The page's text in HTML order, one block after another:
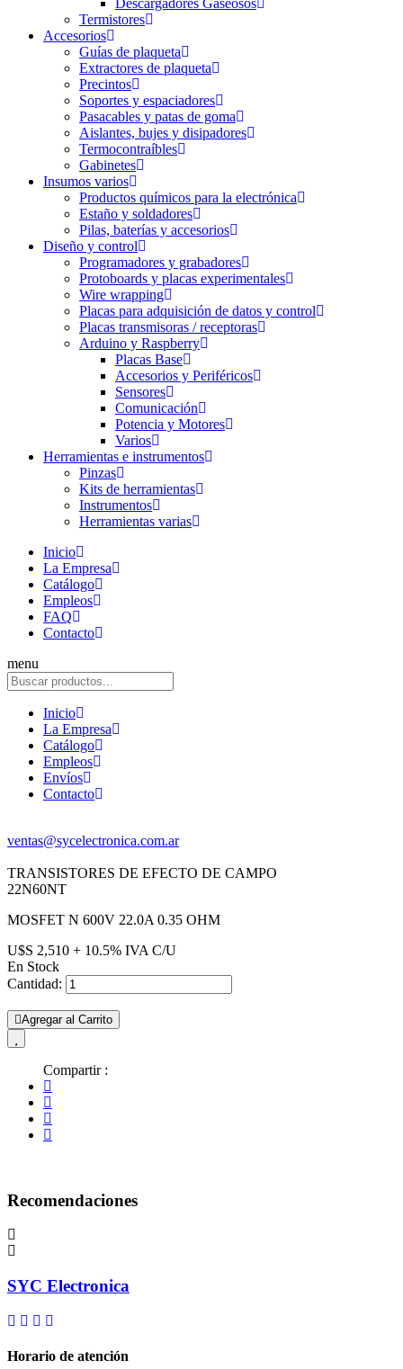
Descargadores Gaseosos
Termistores
Accesorios
Guías de plaqueta
Extractores de plaqueta
Precintos
Soportes y espaciadores
Pasacables y patas de goma
Aislantes, bujes y disipadores
Termocontraíbles
Gabinetes
Insumos varios
Productos químicos para la electrónica
Estaño y soldadores
Pilas, baterías y accesorios
Diseño y control
Programadores y grabadores
Protoboards y placas experimentales
Wire wrapping
Placas para adquisición de datos y control
Placas transmisoras / receptoras
Arduino y Raspberry
Placas Base
Accesorios y Periféricos
Sensores
Comunicación
Potencia y Motores
Varios
Herramientas e instrumentos
Pinzas
Kits de herramientas
Instrumentos
Herramientas varias
Inicio
La Empresa
Catálogo
Empleos
FAQ
Contacto
menu
Inicio
La Empresa
Catálogo
Empleos
Envíos
Contacto
ventas@sycelectronica.com.ar
TRANSISTORES DE EFECTO DE CAMPO
22N60NT
MOSFET N 600V 22.0A 0.35 OHM
U$S 2,510 + 10.5% IVA C/U
En Stock
Cantidad:
Agregar al Carrito
Compartir :
Recomendaciones
SYC Electronica
Horario de atención